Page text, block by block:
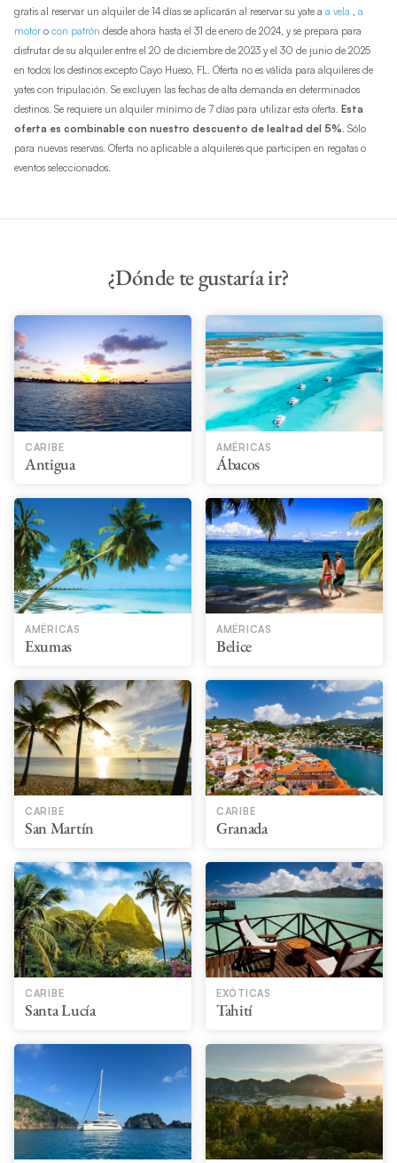
gratis al reservar un alquiler de 14 días se aplicarán al reservar su yate a a vela , a
motoro con patrón desde ahora hasta el 31 de enero de 2024, y se prepara para
disfrutar de su alquiler entre el 20 de diciembre de 2023 y el 30 de junio de 2025
en todos los destinos excepto Cayo Hueso, FL. Oferta no es válida para alquileres de
yates con tripulación. Se excluyen las fechas de alta demanda en determinados
destinos. Se requiere un alquiler mínimo de 7 días para utilizar esta oferta. Esta
oferta es combinable con nuestro descuento de lealtad del 5%. Sólo
para nuevas reservas. Oferta no aplicable a alquileres que participen en regatas o
eventos seleccionados.
¿Dónde te gustaría ir?
CARIBE
Antigua
AMÉRICAS
Ábacos
AMÉRICAS
Exumas
AMÉRICAS
Belice
CARIBE
San Martín
CARIBE
Granada
CARIBE
Santa Lucía
EXÓTICAS
Tahití​